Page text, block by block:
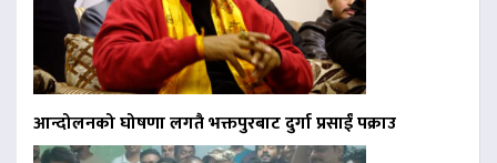
आन्दोलनको घोषणा लगतै भक्तपुरबाट दुर्गा प्रसाईं पक्राउ